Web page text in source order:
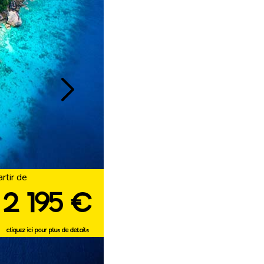
de
2 195 €
cliquez ici pour plus de détails